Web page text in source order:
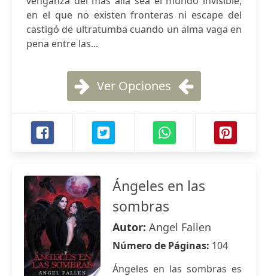
en el que no existen fronteras ni escape del
castigó de ultratumba cuando un alma vaga en
pena entre las...
Ver Opciones
Ángeles en las
sombras
Autor: Angel Fallen
Número de Páginas: 104
Ángeles en las sombras es